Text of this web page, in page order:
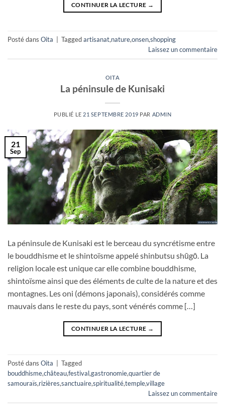
CONTINUER LA LECTURE →
Posté dans Oita Taggedartisanat,nature,onsen,shopping
Laissez un commentaire
OITA
La péninsule de Kunisaki
PUBLIÉ LE 21 SEPTEMBRE 2019 PAR ADMIN
21
Sep
La péninsule de Kunisaki est le berceau du syncrétisme entre
le bouddhisme et le shintoïsme appelé shinbutsu shūgō. La
religion locale est unique car elle combine bouddhisme,
shintoïsme ainsi que des éléments de culte de la nature et des
montagnes. Les oni (démons japonais), considérés comme
mauvais dans le reste du pays, sont vénérés comme […]
CONTINUER LA LECTURE →
Posté dans Oita
Tagged
bouddhisme,château,festival,gastronomie,quartier de
samouraïs,rizières,sanctuaire,spiritualité,temple,village
Laissez un commentaire